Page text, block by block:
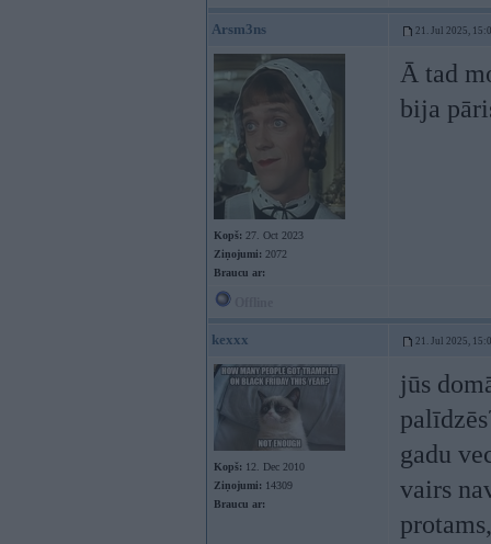
Arsm3ns 21. Jul 2025,
Kopš: 27. Oct 2023
Ziņojumi: 2072
Braucu ar:
Ā tad
bija
kexxx 21. Jul 2025,
Kopš: 12. Dec 2010
Ziņojumi: 14309
Braucu ar:
jūs
gadu
vairs